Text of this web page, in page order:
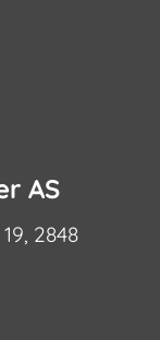
AS
2848